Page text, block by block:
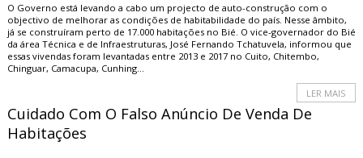
O Governo está levando a cabo um projecto de auto-construção com o
objectivo de melhorar as condições de habitabilidade do país. Nesse âmbito,
já se construíram perto de 17.000 habitações no Bié. O vice-governador do Bié
da área Técnica e de Infraestruturas, José Fernando Tchatuvela, informou que
essas vivendas foram levantadas entre 2013 e 2017 no Cuito, Chitembo,
Chinguar, Camacupa, Cunhing...
LER MAIS
Cuidado Com O Falso Anúncio De Venda De
Habitações